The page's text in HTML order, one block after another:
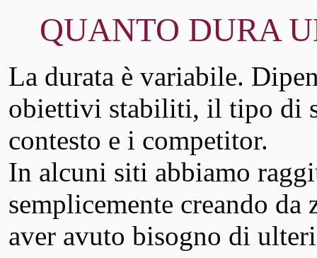
QUANTO DURA
La durata è variabile.
obiettivi stabiliti, il tipo di
contesto e i competitor.
In alcuni siti abbiamo
semplicemente creando
aver avuto bisogno di